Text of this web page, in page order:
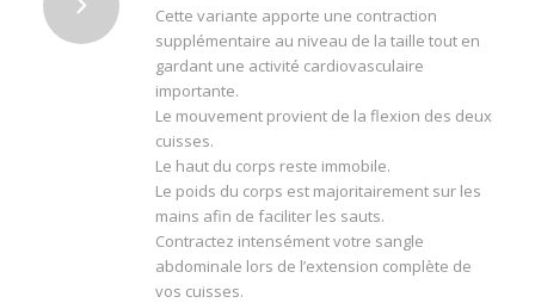
Cette variante apporte une contraction
supplémentaire au niveau de la taille tout en
gardant une activité cardiovasculaire
importante.
Le mouvement provient de la flexion des deux
cuisses.
Le haut du corps reste immobile.
Le poids du corps est majoritairement sur les
mains afin de faciliter les sauts.
Contractez intensément votre sangle
abdominale lors de l’extension complète de
vos cuisses.